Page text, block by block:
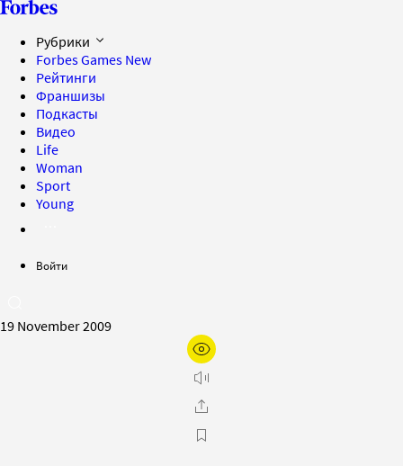
Рубрики
Forbes Games New
Рейтинги
Франшизы
Подкасты
Видео
Life
Woman
Sport
Young
Войти
19 November 2009